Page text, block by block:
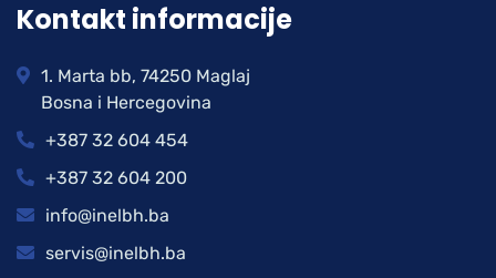
Kontakt informacije
1. Marta bb, 74250 Maglaj
Bosna i Hercegovina
+387 32 604 454
+387 32 604 200
info@inelbh.ba
servis@inelbh.ba